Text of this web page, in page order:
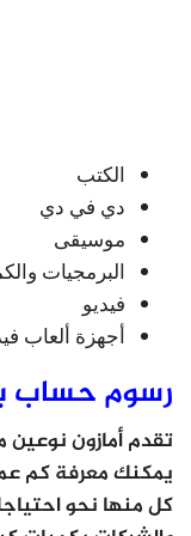
الكتب
دي في دي
موسيقى
البرمجيات
فيديو
أجهزة ألعاب
رسوم حساب
تقدم أمازون نوعين
يمكنك معرفة كم
كل منها نحو